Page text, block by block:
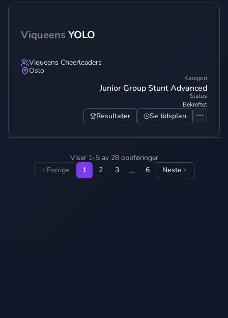
Viqueens YOLO
Viqueens Cheerleaders
Oslo
Kategori
Junior Group Stunt Advanced
Status
Bekreftet
Resultater Se tidsplan
Viser 1-5 av 28 oppføringer
Forrige
1 2 3 ... 6 Neste